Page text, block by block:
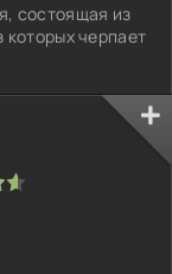
состоящая из
которых черпает